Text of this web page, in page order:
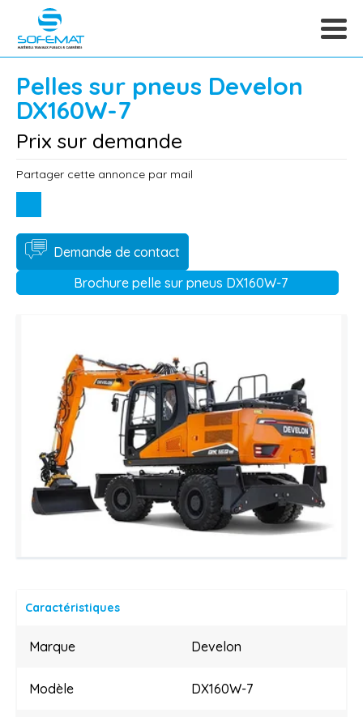
Pelles sur pneus Develon
DX160W-7
Prix sur demande
Demande de contact
Brochure pelle sur pneus DX160W-7
Caractéristiques
Marque Develon
Modèle DX160W-7
Partager cette annonce par mail